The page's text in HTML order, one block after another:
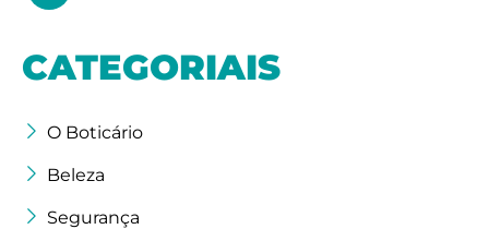
CATEGORIAIS
O Boticário
Beleza
Segurança